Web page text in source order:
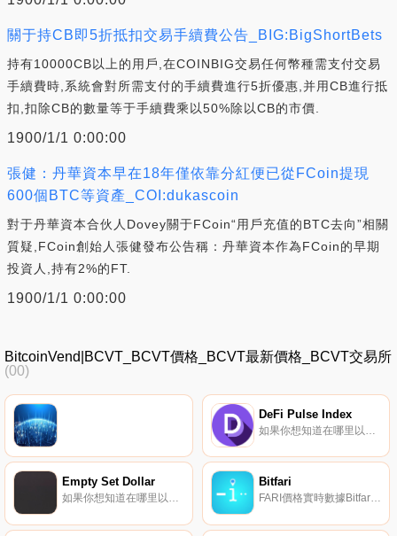
關于持CB即5折抵扣交易手續費公告_BIG:BigShortBets
持有10000CB以上的用戶,在COINBIG交易任何幣種需支付交易
手續費時,系統會對所需支付的手續費進行5折優惠,并用CB進行抵
扣,扣除CB的數量等于手續費乘以50%除以CB的市價.
1900/1/1 0:00:00
張健：丹華資本早在18年僅依靠分紅便已從FCoin提現
600個BTC等資產_COI:dukascoin
對于丹華資本合伙人Dovey關于FCoin“用戶充值的BTC去向”相關
質疑,FCoin創始人張健發布公告稱：丹華資本作為FCoin的早期
投資人,持有2%的FT.
1900/1/1 0:00:00
BitcoinVend|BCVT_BCVT價格_BCVT最新價格_BCVT交易所
(00)
DeFi Pulse Index
Empty Set Dollar
如果你想知道在哪里以當前價格購買Empty Set Dollar,目前交易{Empty Set Dollar]股票的頂級加密貨幣交易所是Gate.io、Poloniex和Bancor Network。您可以在我們的加密貨幣交易所頁面上找到其他列表.
Bitfari
FARI價格實時數據Bitfari位于比特幣之上,創建了一個民用網絡,用戶可以在這里發布、協作、自我組織和匯集資源,同時使用假名。Bitfari網絡允許任何規模的企業直接與消費者聯系,并形成Impromptu商業債券,以實時滿足消費者需求,而無需中間商參與.